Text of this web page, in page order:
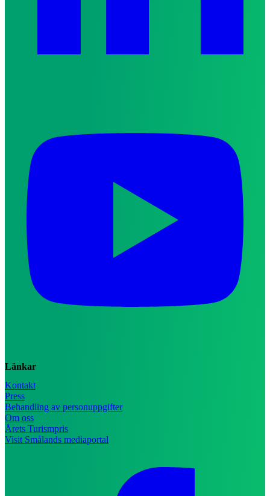
Länkar
Kontakt
Press
Behandling av personuppgifter
Om oss
Årets Turismpris
Visit Smålands mediaportal